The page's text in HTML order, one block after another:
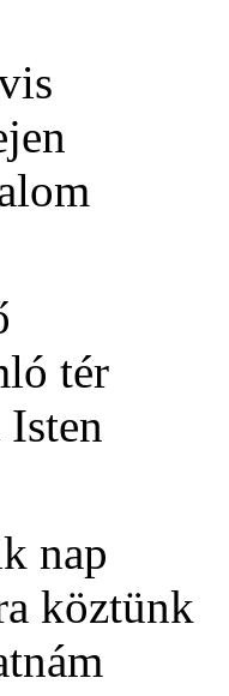
tér
nap
köztünk